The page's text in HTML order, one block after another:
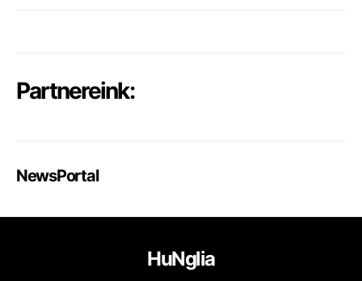
Partnereink:
NewsPortal
HuNglia